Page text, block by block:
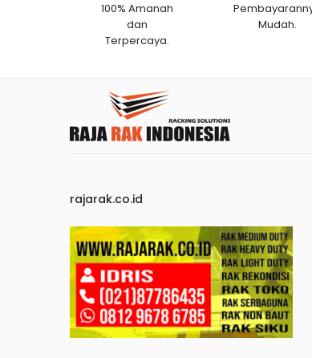
100% Amanah
dan
Terpercaya.
Mudah.
rajarak.co.id